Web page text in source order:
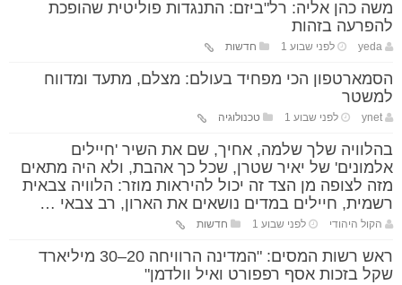
משה כהן אליה: רל"ביזם: התנגדות פוליטית שהופכת
להפרעה בזהות
yeda לפני שבוע 1 חדשות
הסמארטפון הכי מפחיד בעולם: מצלם, מתעד ומדווח
למשטר
ynet לפני שבוע 1 טכנולוגיה
בהלוויה שלך שלמה, אחיך, שם את השיר 'חיילים
אלמונים' של יאיר שטרן, שכל כך אהבת, ולא היה מתאים
מזה לצופה מן הצד זה יכול להיראות מוזר: הלוויה צבאית
רשמית, חיילים במדים נושאים את הארון, רב צבאי …
הקול היהודי לפני שבוע 1 חדשות
ראש רשות המסים: "המדינה הרוויחה 20–30 מיליארד
שקל בזכות אסף רפפורט ואיל וולדמן"